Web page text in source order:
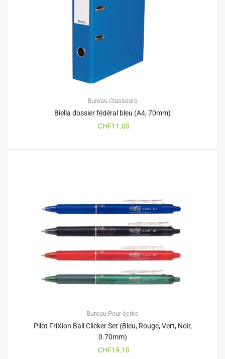
Bureau Classeurs
Biella dossier fédéral bleu (A4, 70mm)
CHF11.00
Bureau Pour écrire
Pilot FriXion Ball Clicker Set (Bleu, Rouge, Vert, Noir,
0.70mm)
CHF19.10